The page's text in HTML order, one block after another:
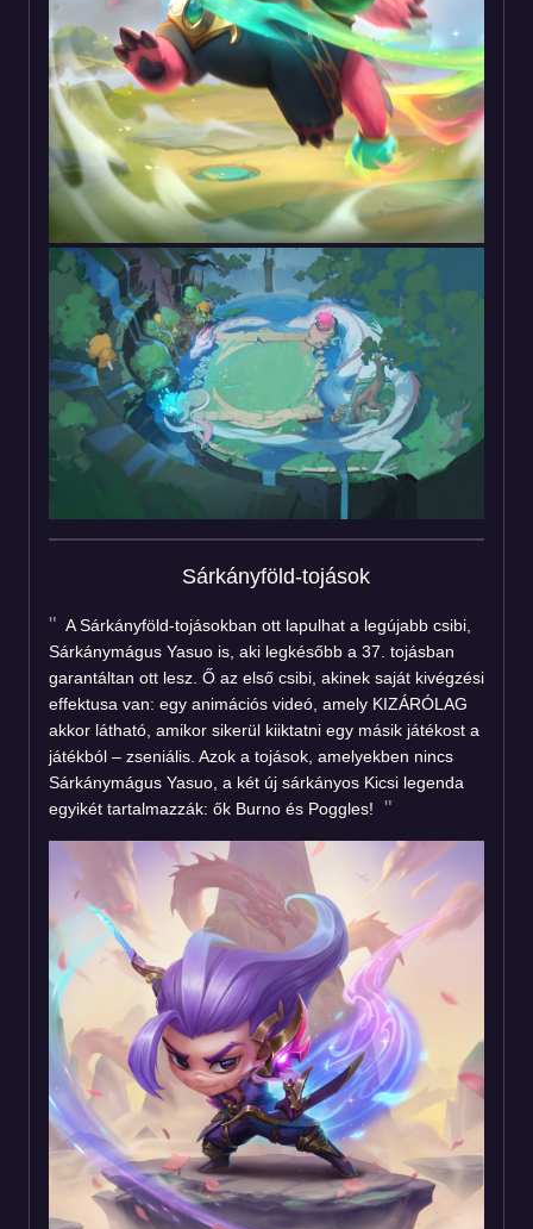
Sárkányföld-tojások
A Sárkányföld-tojásokban ott lapulhat a legújabb csibi,
Sárkánymágus Yasuo is, aki legkésőbb a 37. tojásban
garantáltan ott lesz. Ő az első csibi, akinek saját kivégzési
effektusa van: egy animációs videó, amely KIZÁRÓLAG
akkor látható, amikor sikerül kiiktatni egy másik játékost a
játékból – zseniális. Azok a tojások, amelyekben nincs
Sárkánymágus Yasuo, a két új sárkányos Kicsi legenda
egyikét tartalmazzák: ők Burno és Poggles!